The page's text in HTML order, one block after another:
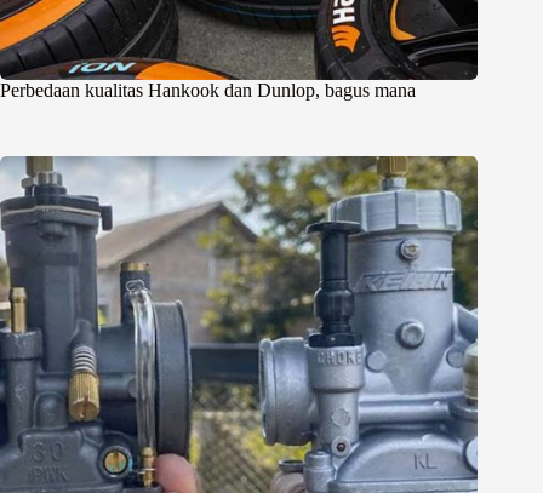
Perbedaan kualitas Hankook dan Dunlop, bagus mana